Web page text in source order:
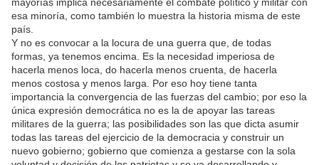
esa minoría, como también lo muestra la historia misma de este
país.
Y no es convocar a la locura de una guerra que, de todas
formas, ya tenemos encima. Es la necesidad imperiosa de
hacerla menos loca, do hacerla menos cruenta, de hacerla
menos costosa y menos larga. Por eso hoy tiene tanta
importancia la convergencia de las fuerzas del cambio; por eso la
única expresión democrática no es la de apoyar las tareas
militares de la guerra; las posibilidades son las que dicta asumir
todas las tareas del ejercicio de la democracia y construir un
nuevo gobierno; gobierno que comienza a gestarse con la sola